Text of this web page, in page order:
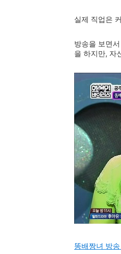
실제 직업은
방송을 보면
을 하지만, 자
똥배짱녀 방